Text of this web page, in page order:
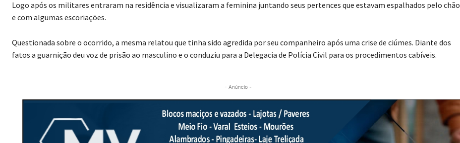
Logo após os militares entraram na residência e visualizaram a feminina juntando seus pertences que estavam espalhados pelo chão
e com algumas escoriações.
Questionada sobre o ocorrido, a mesma relatou que tinha sido agredida por seu companheiro após uma crise de ciúmes. Diante dos
fatos a guarnição deu voz de prisão ao masculino e o conduziu para a Delegacia de Polícia Civil para os procedimentos cabíveis.
- Anúncio -